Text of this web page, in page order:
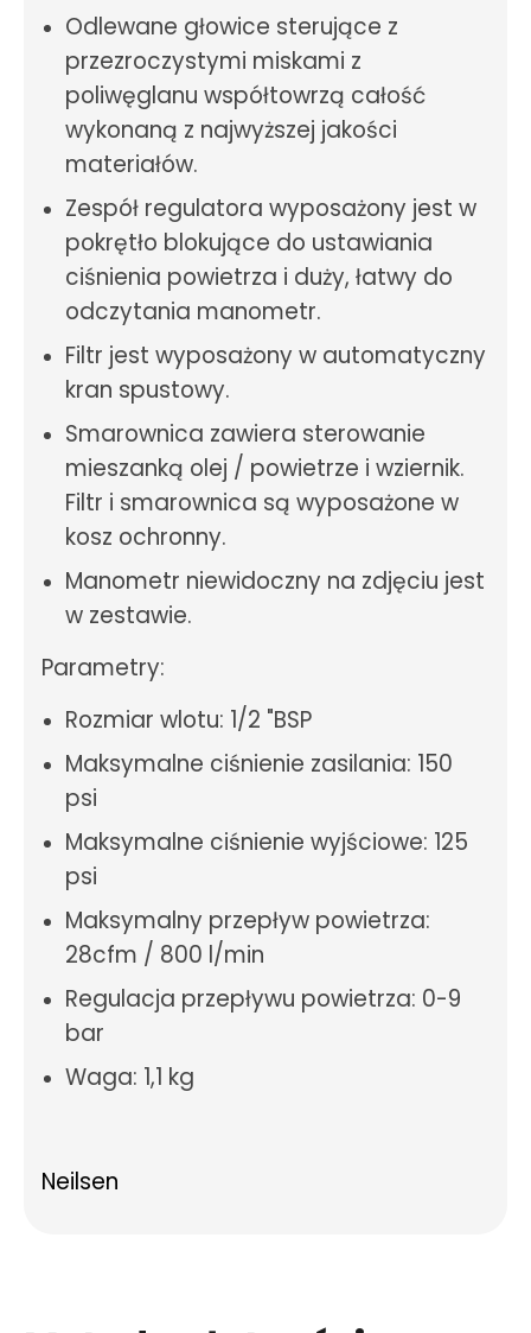
Odlewane głowice sterujące z
przezroczystymi miskami z
poliwęglanu współtowrzą całość
wykonaną z najwyższej jakości
materiałów.
Zespół regulatora wyposażony jest w
pokrętło blokujące do ustawiania
ciśnienia powietrza i duży, łatwy do
odczytania manometr.
Filtr jest wyposażony w automatyczny
kran spustowy.
Smarownica zawiera sterowanie
mieszanką olej / powietrze i wziernik.
Filtr i smarownica są wyposażone w
kosz ochronny.
Manometr niewidoczny na zdjęciu jest
w zestawie.
Parametry:
Rozmiar wlotu: 1/2 "BSP
Maksymalne ciśnienie zasilania: 150
psi
Maksymalne ciśnienie wyjściowe: 125
psi
Maksymalny przepływ powietrza:
28cfm / 800 l/min
Regulacja przepływu powietrza: 0-9
bar
Waga: 1,1 kg
Neilsen